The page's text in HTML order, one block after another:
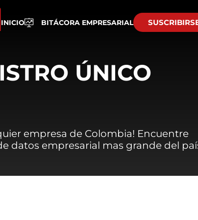
INICIO BITÁCORA EMPRESARIAL
ÚNICO
empresa de Colombia! Encuentre
datos empresarial mas grande del